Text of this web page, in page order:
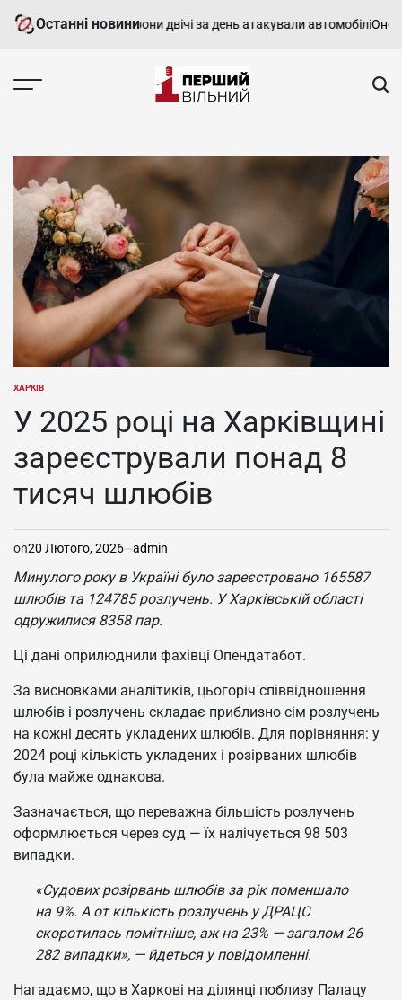
Останні новини
Харківщині FPV-дрони двічі за день атакували автомобілі
-
харківський,
новини
Харкова
області
ОПУБЛІКУВАТИ
ХАРКІВ
У 2025 році на Харківщині
зареєстрували понад 8
тисяч шлюбів
on20 Лютого, 2026 admin
Минулого року в Україні було зареєстровано 165587
шлюбів та 124785 розлучень. У Харківській області
одружилися 8358 пар.
Ці дані оприлюднили фахівці Опендатабот.
За висновками аналітиків, цьогоріч співвідношення
шлюбів і розлучень складає приблизно сім розлучень
на кожні десять укладених шлюбів. Для порівняння: у
2024 році кількість укладених і розірваних шлюбів
була майже однакова.
Зазначається, що переважна більшість розлучень
оформлюється через суд — їх налічується 98 503
випадки.
«Судових розірвань шлюбів за рік поменшало
на 9%. А от кількість розлучень у ДРАЦС
скоротилась помітніше, аж на 23% — загалом 26
282 випадки», — йдеться у повідомленні.
Нагадаємо, що в Харкові на ділянці поблизу Палацу